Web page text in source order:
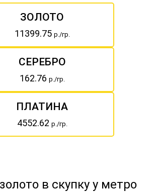
ЗОЛОТО
11399.75 р./гр.
СЕРЕБРО
162.76 р./гр.
ПЛАТИНА
4552.62 р./гр.
в скупку у метро